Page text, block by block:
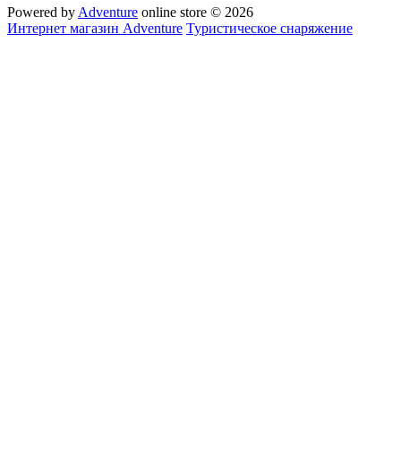
Powered by Adventure online store © 2026
Интернет магазин Adventure Туристическое снаряжение